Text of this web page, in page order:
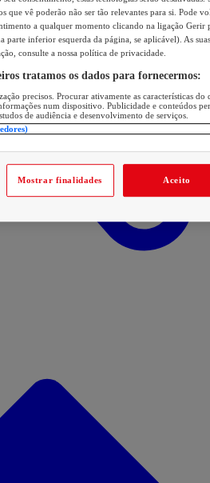
que vê poderão não ser tão relevantes para si. Pode
a qualquer momento clicando na ligação Gerir
parte inferior esquerda da página, se aplicável). As
consulte a nossa política de privacidade.
tratamos os dados para fornecermos:
precisos. Procurar ativamente as características
num dispositivo. Publicidade e conteúdos
de audiência e desenvolvimento de serviços.
Mostrar finalidades Aceito